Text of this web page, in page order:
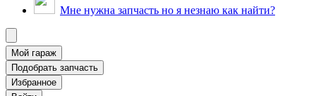
Мне нужна запчасть но я незнаю как найти?